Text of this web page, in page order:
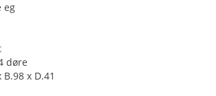
eg
døre
x D.41